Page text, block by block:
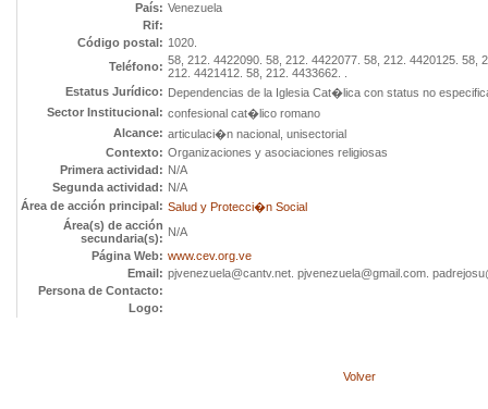
País: Venezuela
Rif:
Código postal: 1020.
Teléfono: 58, 212. 4422090. 58, 212. 4422077. 58, 212. 4420125. 58,
212. 4421412. 58, 212. 4433662. .
Estatus Jurídico: Dependencias de la Iglesia Cat�lica con status no
Sector Institucional: confesional cat�lico romano
Alcance: articulaci�n nacional, unisectorial
Contexto: Organizaciones y asociaciones religiosas
Primera actividad: N/A
Segunda actividad: N/A
Área de acción principal: Salud y Protecci�n Social
Área(s) de acción
secundaria(s): N/A
Página Web: www.cev.org.ve
Email: pjvenezuela@cantv.net pjvenezuela@gmail.com
Persona de Contacto:
Logo:
Volver